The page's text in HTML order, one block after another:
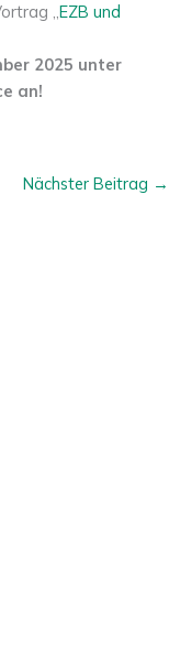
„EZB und
2025 unter
an!
Nächster Beitrag →